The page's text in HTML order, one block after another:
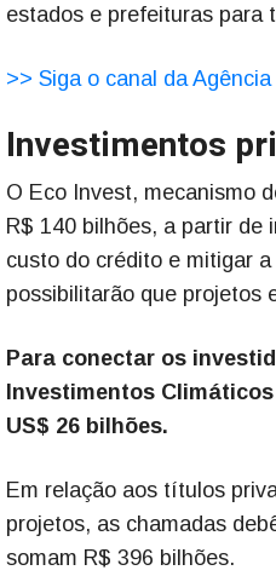
estados e prefeituras para
>> Siga o canal da
Investimentos
O Eco Invest, mecanismo
R$ 140 bilhões, a partir de
custo do crédito e mitigar
possibilitarão que projetos
Para conectar os
Investimentos
US$ 26 bilhões.
Em relação aos títulos
projetos, as chamadas
somam R$ 396 bilhões.